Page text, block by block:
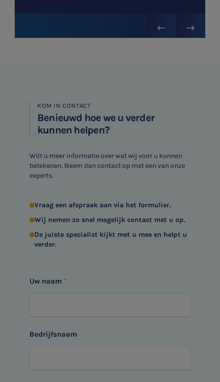
Belastingadvies
E-commerce
Ondernemer en privé
HR Advies
Agro
Vacatures
KOM IN CONTACT
Benieuwd hoe we u verder
kunnen helpen?
Wilt u meer informatie over wat wij voor u kunnen
betekenen. Neem dan contact op met een van onze
experts.
Vraag een afspraak aan via het formulier.
Wij nemen zo snel mogelijk contact met u op.
De juiste specialist kijkt met u mee en helpt u
verder.
Uw naam
Bedrijfsnaam